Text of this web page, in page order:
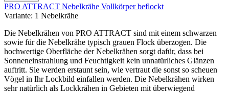
PRO ATTRACT Nebelkrähe Vollkörper beflockt
Variante: 1 Nebelkrähe
Die Nebelkrähen von PRO ATTRACT sind mit einem schwarzen
sowie für die Nebelkrähe typisch grauen Flock überzogen. Die
hochwertige Oberfläche der Nebelkrähen sorgt dafür, dass bei
Sonneneinstrahlung und Feuchtigkeit kein unnatürliches Glänzen
auftritt. Sie werden erstaunt sein, wie vertraut die sonst so scheuen
Vögel in Ihr Lockbild einfallen werden. Die Nebelkrähen wirken
sehr natürlich als Lockkrähen in Gebieten mit überwiegend